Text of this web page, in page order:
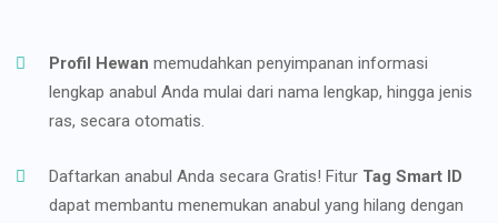
Profil Hewan memudahkan penyimpanan informasi
lengkap anabul Anda mulai dari nama lengkap, hingga jenis
ras, secara otomatis.
Daftarkan anabul Anda secara Gratis! Fitur Tag Smart ID
dapat membantu menemukan anabul yang hilang dengan